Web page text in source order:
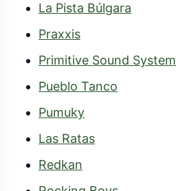
La Pista Búlgara
Praxxis
Primitive Sound System
Pueblo Tanco
Pumuky
Las Ratas
Redkan